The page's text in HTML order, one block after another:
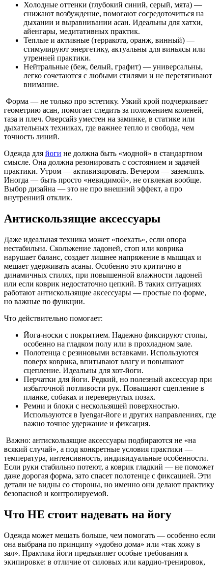
Холодные оттенки (глубокий синий, серый, мята) —
снижают возбуждение, помогают сосредоточиться на
дыхании и выравнивании асан. Идеальны для хатхи,
айенгары, медитативных практик.
Теплые и активные (терракота, оранж, винный) —
стимулируют энергетику, актуальны для виньясы или
утренней практики.
Нейтральные (беж, белый, графит) — универсальны,
легко сочетаются с любыми стилями и не перетягивают
внимание.
Форма — не только про эстетику. Узкий крой подчеркивает
геометрию асан, помогает следить за положением коленей,
таза и плеч. Оверсайз уместен на заминке, в статике или
дыхательных техниках, где важнее тепло и свобода, чем
точность линий.
Одежда для йоги не должна быть «модной» в стандартном
смысле. Она должна резонировать с состоянием и задачей
практики. Утром — активизировать. Вечером — заземлять.
Иногда — быть просто «невидимой», не отвлекая вообще.
Выбор дизайна — это не про внешний эффект, а про
внутренний отклик.
Антискользящие аксессуары
Даже идеальная техника может «поехать», если опора
нестабильна. Скольжение ладоней, стоп или коврика
нарушает баланс, создает лишнее напряжение в мышцах и
мешает удерживать асаны. Особенно это критично в
динамичных стилях, при повышенной влажности ладоней
или если коврик недостаточно цепкий. В таких ситуациях
работают антискользящие аксессуары — простые по форме,
но важные по функции.
Что действительно помогает:
Йога-носки с покрытием. Надежно фиксируют стопы,
особенно на гладком полу или в прохладном зале.
Полотенца с резиновыми вставками. Используются
поверх коврика, впитывают влагу и повышают
сцепление. Идеальны для хот-йоги.
Перчатки для йоги. Редкий, но полезный аксессуар при
избыточной потливости рук. Повышают сцепление в
планке, собаках и перевернутых позах.
Ремни и блоки с нескользящей поверхностью.
Используются в Iyengar-йоге и других направлениях, где
важно точное удержание и фиксация.
Важно: антискользящие аксессуары подбираются не «на
всякий случай», а под конкретные условия практики —
температура, интенсивность, индивидуальные особенности.
Если руки стабильно потеют, а коврик гладкий — не поможет
даже дорогая форма, зато спасет полотенце с фиксацией. Эти
детали не видны со стороны, но именно они делают практику
безопасной и контролируемой.
Что НЕ стоит надевать на йогу
Одежда может мешать больше, чем помогать — особенно если
она выбрана по принципу «удобно дома» или «так хожу в
зал». Практика йоги предъявляет особые требования к
экипировке: в отличие от силовых или кардио-тренировок,